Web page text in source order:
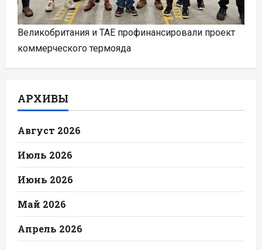
Великобритания и TAE профинансировали проект
коммерческого термояда
АРХИВЫ
Август 2026
Июль 2026
Июнь 2026
Май 2026
Апрель 2026